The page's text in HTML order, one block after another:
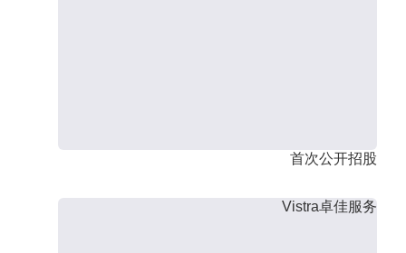
首次公开招股
Vistra卓佳服务